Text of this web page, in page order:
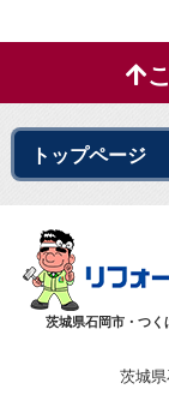
茨城県石岡市・つく
茨城